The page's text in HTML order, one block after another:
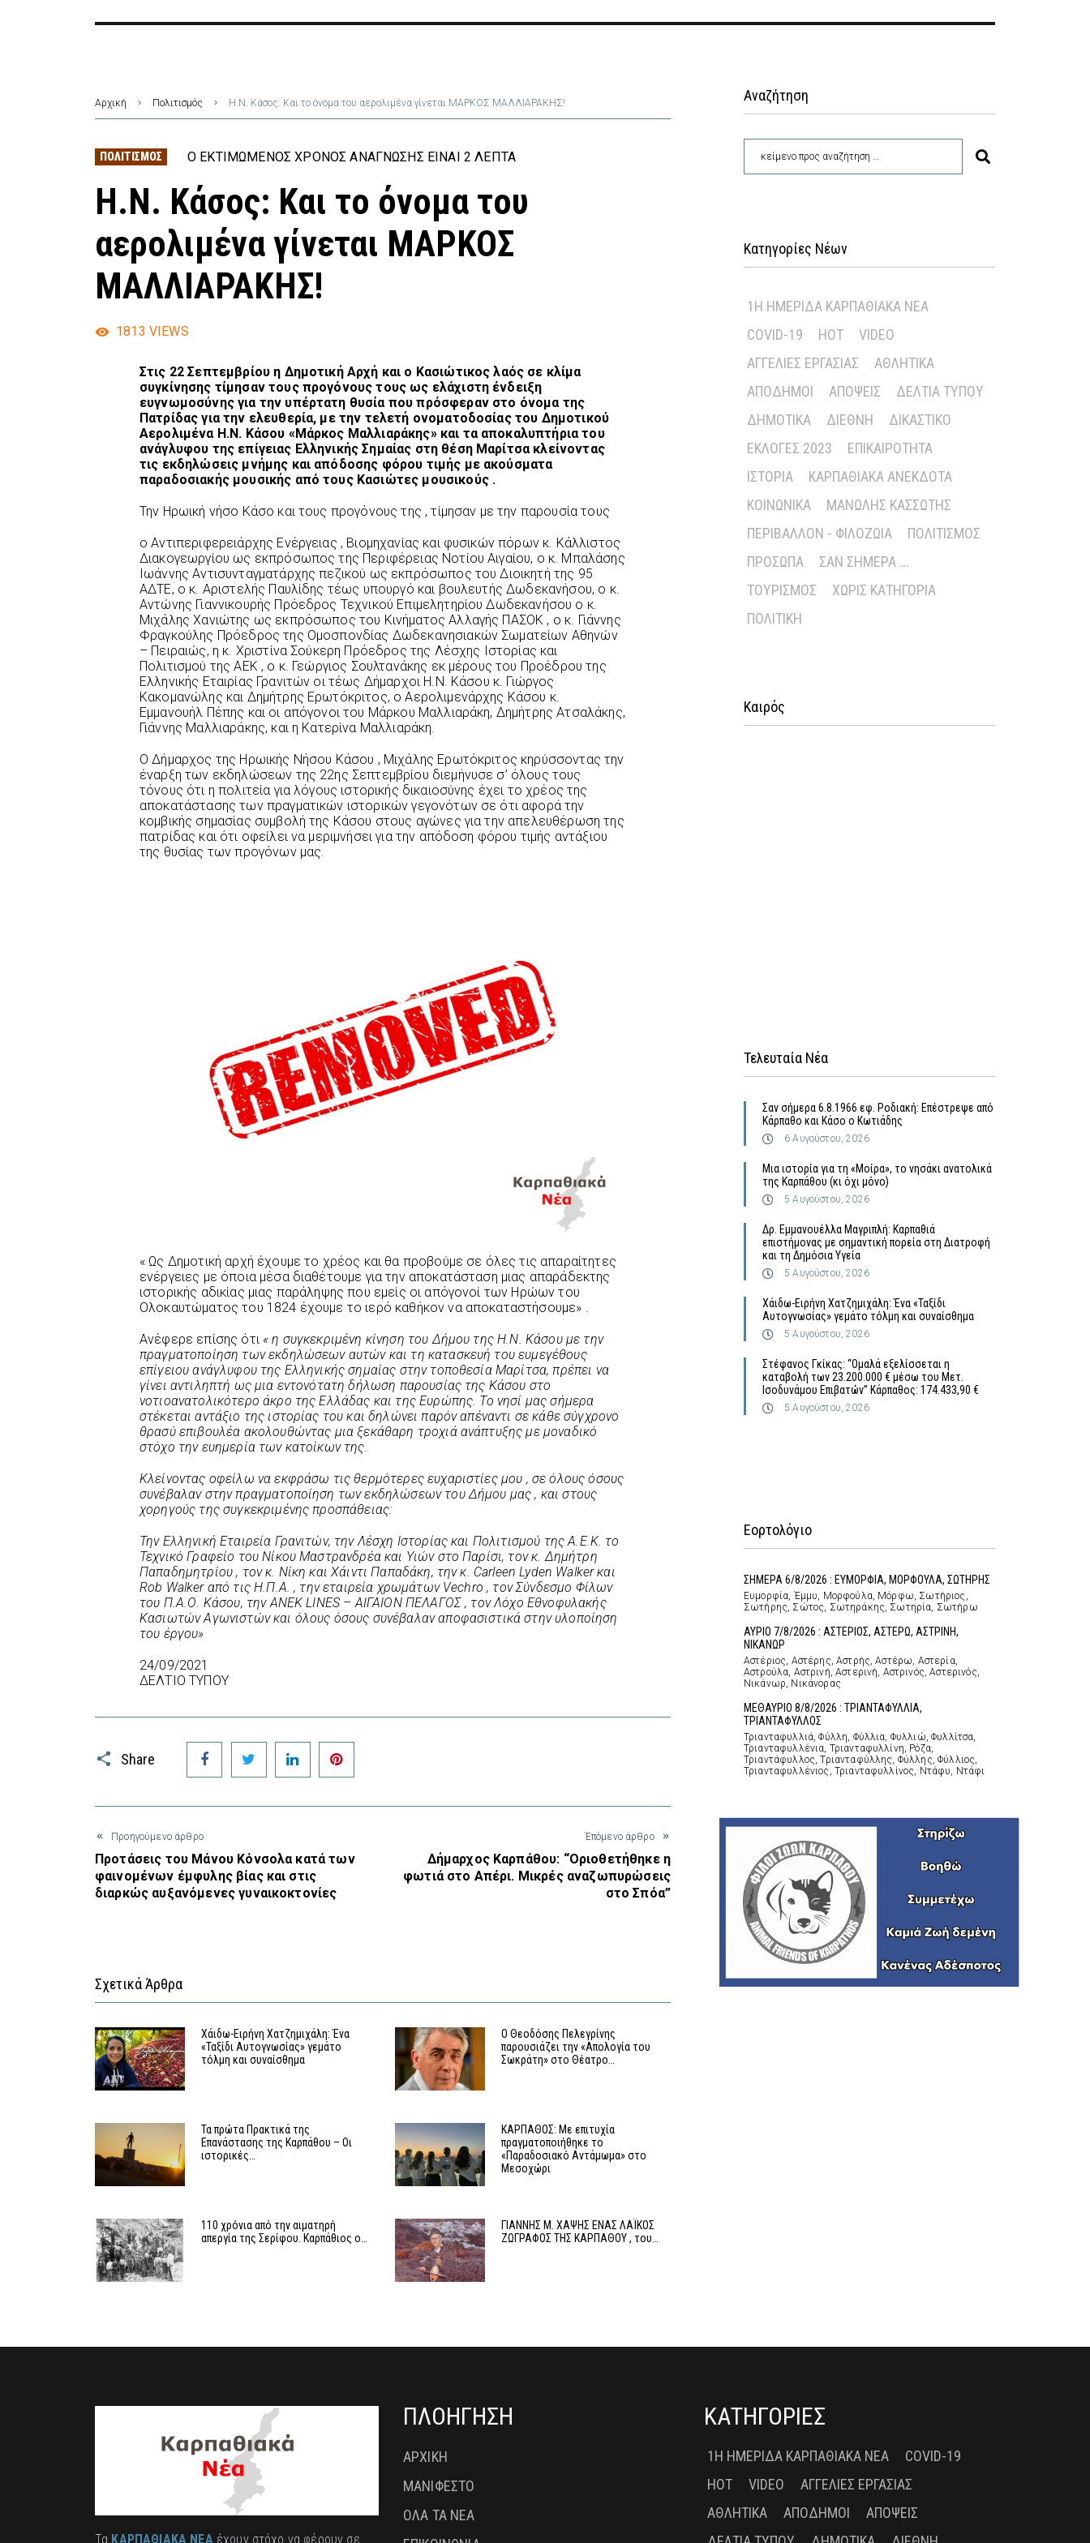
Αρχική Πολιτισμός Η.Ν. Κάσος: Και το όνομα του αερολιμένα γίνεται ΜΑΡΚΟΣ ΜΑΛΛΙΑΡΑΚΗΣ!
ΠΟΛΙΤΙΣΜΌΣ Ο ΕΚΤΙΜΏΜΕΝΟΣ ΧΡΌΝΟΣ ΑΝΆΓΝΩΣΗΣ ΕΊΝΑΙ 2 ΛΕΠΤΆ
Η.Ν. Κάσος: Και το όνομα του
αερολιμένα γίνεται ΜΑΡΚΟΣ
ΜΑΛΛΙΑΡΑΚΗΣ!
1813 VIEWS
Στις 22 Σεπτεμβρίου η Δημοτική Αρχή και ο Κασιώτικος λαός σε κλίμα
συγκίνησης τίμησαν τους προγόνους τους ως ελάχιστη ένδειξη
ευγνωμοσύνης για την υπέρτατη θυσία που πρόσφεραν στο όνομα της
Πατρίδας για την ελευθερία, με την τελετή ονοματοδοσίας του Δημοτικού
Αερολιμένα Η.Ν. Κάσου «Μάρκος Μαλλιαράκης» και τα αποκαλυπτήρια του
ανάγλυφου της επίγειας Ελληνικής Σημαίας στη θέση Μαρίτσα κλείνοντας
τις εκδηλώσεις μνήμης και απόδοσης φόρου τιμής με ακούσματα
παραδοσιακής μουσικής από τους Κασιώτες μουσικούς .
Την Ηρωική νήσο Κάσο και τους προγόνους της , τίμησαν με την παρουσία τους
ο Αντιπεριφερειάρχης Ενέργειας , Βιομηχανίας και φυσικών πόρων κ. Κάλλιστος
Διακογεωργίου ως εκπρόσωπος της Περιφέρειας Νοτίου Αιγαίου, ο κ. Μπαλάσης
Ιωάννης Αντισυνταγματάρχης πεζικού ως εκπρόσωπος του Διοικητή της 95
ΑΔΤΕ, ο κ. Αριστελής Παυλίδης τέως υπουργό και βουλευτής Δωδεκανήσου, ο κ.
Αντώνης Γιαννικουρής Πρόεδρος Τεχνικού Επιμελητηρίου Δωδεκανήσου ο κ.
Μιχάλης Χανιώτης ως εκπρόσωπος του Κινήματος Αλλαγής ΠΑΣΟΚ , ο κ. Γιάννης
Φραγκούλης Πρόεδρος της Ομοσπονδίας Δωδεκανησιακών Σωματείων Αθηνών
– Πειραιώς, η κ. Χριστίνα Σούκερη Πρόεδρος της Λέσχης Ιστορίας και
Πολιτισμού της ΑΕΚ , ο κ. Γεώργιος Σουλτανάκης εκ μέρους του Προέδρου της
Ελληνικής Εταιρίας Γρανιτών οι τέως Δήμαρχοι Η.Ν. Κάσου κ. Γιώργος
Κακομανώλης και Δημήτρης Ερωτόκριτος, ο Αερολιμενάρχης Κάσου κ.
Εμμανουήλ Πέπης και οι απόγονοι του Μάρκου Μαλλιαράκη, Δημήτρης Ατσαλάκης,
Γιάννης Μαλλιαράκης, και η Κατερίνα Μαλλιαράκη.
Ο Δήμαρχος της Ηρωικής Νήσου Κάσου , Μιχάλης Ερωτόκριτος κηρύσσοντας την
έναρξη των εκδηλώσεων της 22ης Σεπτεμβρίου διεμήνυσε σ’ όλους τους
τόνους ότι η πολιτεία για λόγους ιστορικής δικαιοσύνης έχει το χρέος της
αποκατάστασης των πραγματικών ιστορικών γεγονότων σε ότι αφορά την
κομβικής σημασίας συμβολή της Κάσου στους αγώνες για την απελευθέρωση της
πατρίδας και ότι οφείλει να μεριμνήσει για την απόδοση φόρου τιμής αντάξιου
της θυσίας των προγόνων μας.
« Ως Δημοτική αρχή έχουμε το χρέος και θα προβούμε σε όλες τις απαραίτητες
ενέργειες με όποια μέσα διαθέτουμε για την αποκατάσταση μιας απαράδεκτης
ιστορικής αδικίας μιας παράληψης που εμείς οι απόγονοί των Ηρώων του
Ολοκαυτώματος του 1824 έχουμε το ιερό καθήκον να αποκαταστήσουμε» .
Ανέφερε επίσης ότι « η συγκεκριμένη κίνηση του Δήμου της Η.Ν. Κάσου με την
πραγματοποίηση των εκδηλώσεων αυτών και τη κατασκευή του ευμεγέθους
επίγειου ανάγλυφου της Ελληνικής σημαίας στην τοποθεσία Μαρίτσα, πρέπει να
γίνει αντιληπτή ως μια εντονότατη δήλωση παρουσίας της Κάσου στο
νοτιοανατολικότερο άκρο της Ελλάδας και της Ευρώπης. Το νησί μας σήμερα
στέκεται αντάξιο της ιστορίας του και δηλώνει παρόν απέναντι σε κάθε σύγχρονο
θρασύ επιβουλέα ακολουθώντας μια ξεκάθαρη τροχιά ανάπτυξης με μοναδικό
στόχο την ευημερία των κατοίκων της.
Κλείνοντας οφείλω να εκφράσω τις θερμότερες ευχαριστίες μου , σε όλους όσους
συνέβαλαν στην πραγματοποίηση των εκδηλώσεων του Δήμου μας , και στους
χορηγούς της συγκεκριμένης προσπάθειας:
Την Ελληνική Εταιρεία Γρανιτών, την Λέσχη Ιστορίας και Πολιτισμού της Α.Ε.Κ. το
Τεχνικό Γραφείο του Νίκου Μαστρανδρέα και Υιών στο Παρίσι, τον κ. Δημήτρη
Παπαδημητρίου , τον κ. Νίκη και Χάιντι Παπαδάκη, την κ. Carleen Lyden Walker και
Rob Walker από τις Η.Π.Α. , την εταιρεία χρωμάτων Vechro , τον Σύνδεσμο Φίλων
του Π.Α.Ο. Κάσου, την ΑΝΕΚ LINES – ΑΙΓΑΙΟΝ ΠΕΛΑΓΟΣ , τον Λόχο Εθνοφυλακής
Κασιωτών Αγωνιστών και όλους όσους συνέβαλαν αποφασιστικά στην υλοποίηση
του έργου»
24/09/2021
ΔΕΛΤΙΟ ΤΥΠΟΥ
Share
Facebook Twitter LinkedIn
Προηγούμενο άρθρο
Προτάσεις του Μάνου Κόνσολα κατά των
φαινομένων έμφυλης βίας και στις
διαρκώς αυξανόμενες γυναικοκτονίες
Έπόμενο άρθρο
Δήμαρχος Καρπάθου: “Οριοθετήθηκε η
φωτιά στο Απέρι. Μικρές αναζωπυρώσεις
στο Σπόα”
Σχετικά Άρθρα
Χάιδω-Ειρήνη Χατζημιχάλη: Ένα
«Ταξίδι Αυτογνωσίας» γεμάτο
τόλμη και συναίσθημα
Ο Θεοδόσης Πελεγρίνης
παρουσιάζει την «Απολογία του
Σωκράτη» στο Θέατρο…
Τα πρώτα Πρακτικά της
Επανάστασης της Καρπάθου – Οι
ιστορικές…
ΚΑΡΠΑΘΟΣ: Με επιτυχία
πραγματοποιήθηκε το
«Παραδοσιακό Αντάμωμα» στο
Μεσοχώρι
110 χρόνια από την αιματηρή
απεργία της Σερίφου. Καρπάθιος ο…
ΓΙΑΝΝΗΣ Μ. ΧΑΨΗΣ ΕΝΑΣ ΛΑΪΚΟΣ
ΖΩΓΡΑΦΟΣ ΤΗΣ ΚΑΡΠΑΘΟΥ , του…
Αναζήτηση
Κατηγορίες Νέων
1Η ΗΜΕΡΊΔΑ ΚΑΡΠΑΘΙΑΚΆ ΝΈΑ
COVID-19
HOT
VIDEO
ΑΓΓΕΛΊΕΣ ΕΡΓΑΣΊΑΣ
ΑΘΛΗΤΙΚΆ
ΑΠΌΔΗΜΟΙ
ΑΠΌΨΕΙΣ
ΔΕΛΤΊΑ ΤΎΠΟΥ
ΔΗΜΟΤΙΚΆ
ΔΙΕΘΝΉ
ΔΙΚΑΣΤΙΚΌ
ΕΚΛΟΓΈΣ 2023
ΕΠΙΚΑΙΡΌΤΗΤΑ
ΙΣΤΟΡΊΑ
ΚΑΡΠΑΘΙΑΚΆ ΑΝΈΚΔΟΤΑ
ΚΟΙΝΩΝΙΚΆ
ΜΑΝΏΛΗΣ ΚΑΣΣΏΤΗΣ
ΠΕΡΙΒΆΛΛΟΝ - ΦΙΛΟΖΩΊΑ
ΠΟΛΙΤΙΣΜΌΣ
ΠΡΌΣΩΠΑ
ΣΑΝ ΣΉΜΕΡΑ ...
ΤΟΥΡΙΣΜΌΣ
ΧΩΡΊΣ ΚΑΤΗΓΟΡΊΑ
ΠΟΛΙΤΙΚΉ
Καιρός
Τελευταία Νέα
Σαν σήμερα 6.8.1966 εφ. Ροδιακή: Επέστρεψε από
Κάρπαθο και Κάσο ο Κωτιάδης
6 Αυγούστου, 2026
Μια ιστορία για τη «Μοίρα», το νησάκι ανατολικά
της Καρπάθου (κι όχι μόνο)
5 Αυγούστου, 2026
Δρ. Εμμανουέλλα Μαγριπλή: Καρπαθιά
επιστήμονας με σημαντική πορεία στη Διατροφή
και τη Δημόσια Υγεία
5 Αυγούστου, 2026
Χάιδω-Ειρήνη Χατζημιχάλη: Ένα «Ταξίδι
Αυτογνωσίας» γεμάτο τόλμη και συναίσθημα
5 Αυγούστου, 2026
Στέφανος Γκίκας: “Ομαλά εξελίσσεται η
καταβολή των 23.200.000 € μέσω του Μετ.
Ισοδυνάμου Επιβατών” Κάρπαθος: 174.433,90 €
5 Αυγούστου, 2026
Εορτολόγιο
ΣΗΜΕΡΑ 6/8/2026 : ΕΥΜΟΡΦΙΑ, ΜΟΡΦΟΥΛΑ, ΣΩΤΗΡΗΣ
Ευμορφία, Έμμυ, Μορφούλα, Μόρφω, Σωτήριος,
Σωτήρης, Σώτος, Σωτηράκης, Σωτηρία, Σωτήρω
ΑΥΡΙΟ 7/8/2026 : ΑΣΤΕΡΙΟΣ, ΑΣΤΕΡΩ, ΑΣΤΡΙΝΗ,
ΝΙΚΑΝΩΡ
Αστέριος, Αστέρης, Αστρής, Αστέρω, Αστερία,
Αστρούλα, Αστρινή, Αστερινή, Αστρινός, Αστερινός,
Νικάνωρ, Νικάνορας
ΜΕΘΑΥΡΙΟ 8/8/2026 : ΤΡΙΑΝΤΑΦΥΛΛΙΑ,
ΤΡΙΑΝΤΑΦΥΛΛΟΣ
Τριανταφυλλιά, Φύλλη, Φύλλια, Φυλλιώ, Φυλλίτσα,
Τριανταφυλλένια, Τριανταφυλλίνη, Ρόζα,
Τριαντάφυλλος, Τριανταφύλλης, Φύλλης, Φύλλιος,
Τριανταφυλλένιος, Τριανταφυλλίνος, Ντάφυ, Ντάφι
Τα ΚΑΡΠΑΘΙΑΚΑ ΝΕΑ έχουν στόχο να φέρουν σε
ΠΛΟΗΓΗΣΗ
ΑΡΧΙΚΗ
ΜΑΝΙΦΕΣΤΟ
ΟΛΑ ΤΑ ΝΕΑ
ΚΑΤΗΓΟΡΙΕΣ
1Η ΗΜΕΡΊΔΑ ΚΑΡΠΑΘΙΑΚΆ ΝΈΑ
COVID-19
HOT
VIDEO
ΑΓΓΕΛΊΕΣ ΕΡΓΑΣΊΑΣ
ΑΘΛΗΤΙΚΆ
ΑΠΌΔΗΜΟΙ
ΑΠΌΨΕΙΣ